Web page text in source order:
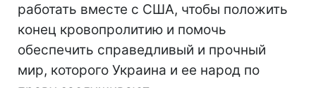
работать вместе с США, чтобы положить
конец кровопролитию и помочь
обеспечить справедливый и прочный
мир, которого Украина и ее народ по